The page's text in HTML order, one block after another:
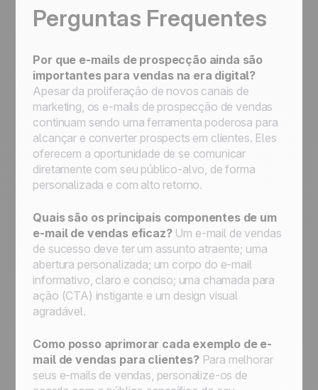
Perguntas Frequentes
Por que e-mails de prospecção ainda são
importantes para vendas na era digital?
Apesar da proliferação de novos canais de
marketing, os e-mails de prospecção de vendas
continuam sendo uma ferramenta poderosa para
alcançar e converter prospects em clientes. Eles
oferecem a oportunidade de se comunicar
diretamente com seu público-alvo, de forma
personalizada e com alto retorno.
Quais são os principais componentes de um
e-mail de vendas eficaz?Um e-mail de vendas
de sucesso deve ter um assunto atraente; uma
abertura personalizada; um corpo do e-mail
informativo, claro e conciso; uma chamada para
ação (CTA) instigante e um design visual
agradável.
Como posso aprimorar cada exemplo de e-
mail de vendas para clientes?Para melhorar
seus e-mails de vendas, personalize-os de